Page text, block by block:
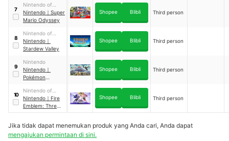
7
Nintendo of
America
Nintendo ｜ Super
Mario Odyssey
Shopee Blibli Third person
8
Nintendo of
America
Nintendo ｜
Stardew Valley
Shopee Blibli Third person
9
Nintendo
Nintendo ｜
Pokémon
Shopee Blibli Third person
10
Nintendo of
America
Nintendo ｜ Fire
Emblem: Three
Houses
Shopee Blibli Third person
Jika tidak dapat menemukan produk yang Anda cari, Anda dapat
mengajukan permintaan di sini.